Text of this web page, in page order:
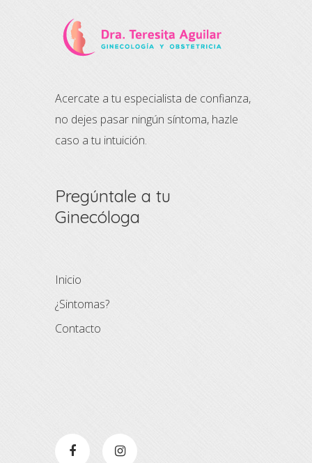
Acercate a tu especialista de confianza,
no dejes pasar ningún síntoma, hazle
caso a tu intuición.
Pregúntale a tu
Ginecóloga
Inicio
¿Sintomas?
Contacto